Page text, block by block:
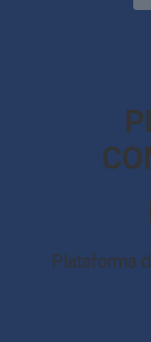
Plataforma